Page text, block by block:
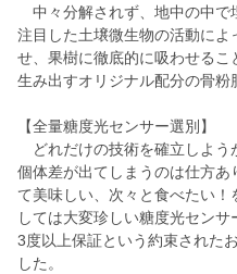
中々分解されず、地中の中で
注目した土壌微生物の活動によ
せ、果樹に徹底的に吸わせる
生み出すオリジナル配分の骨粉
【全量糖度光センサー選別】
どれだけの技術を確立しよう
個体差が出てしまうのは仕方
て美味しい、次々と食べたい
しては大変珍しい糖度光セン
3度以上保証という約束された
した。